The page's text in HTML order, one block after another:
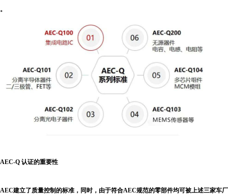
。
AEC-Q 认证的重要性
AEC建立了质量控制的标准，同时，由于符合AEC规范的零部件均可被上述三家车厂